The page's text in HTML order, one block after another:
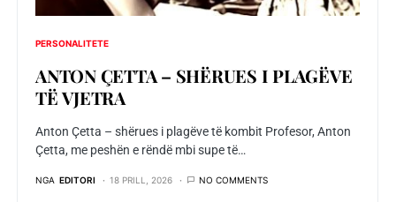
PERSONALITETE
ANTON ÇETTA – SHЁRUES I PLAGЁVE
TЁ VJETRA
Anton Çetta – shërues i plagëve të kombit Profesor, Anton
Çetta, me peshën e rëndë mbi supe të…
NGA EDITORI 18 PRILL, 2026 NO COMMENTS